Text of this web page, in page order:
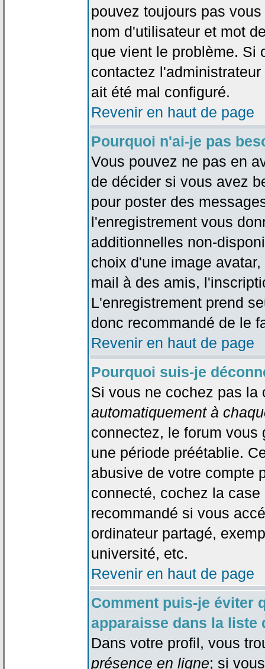
pouvez toujours pas
nom d'utilisateur et mot
que vient le problème. Si
contactez
ait été mal configuré.
Revenir en haut de page
Pourquoi n'ai-je pas
Vous pouvez ne pas en
de décider si vous avez
pour poster des
l'enregistrement vous
additionnelles non-
choix d'une image
mail à des amis,
L'enregistrement prend
donc recommandé de le
Revenir en haut de page
Pourquoi suis-je
Si vous ne cochez pas
automatiquement à
connectez, le forum vous
une période préétablie.
abusive de votre compte
connecté, cochez la
recommandé si vous
ordinateur partagé,
université, etc.
Revenir en haut de page
Comment puis-je éviter
apparaisse dans la liste
Dans votre profil, vous
présence en ligne; si